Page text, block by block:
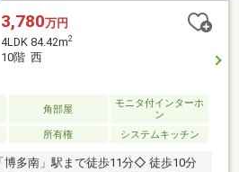
3,780万円
4LDK 84.42m2
10階 西
角部屋
モニタ付インターホ
ン
所有権 システムキッチン
多南」駅まで徒歩11分◇ 徒歩10分